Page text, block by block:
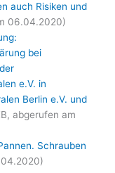
auch Risiken und
06.04.2020)
bei
e.V. in
Berlin e.V. und
abgerufen am
Schrauben